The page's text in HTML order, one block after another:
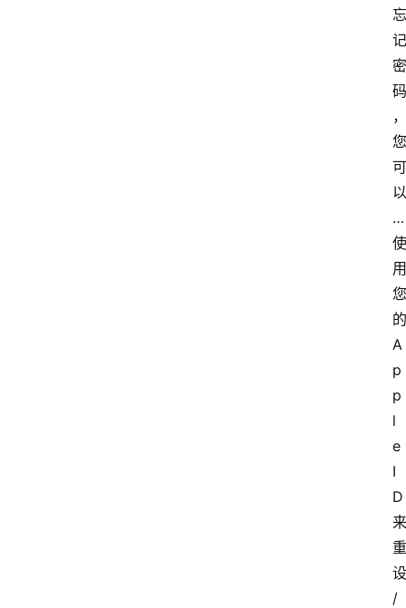
忘
记
密
码
，
您
可
以
…
使
用
您
的
A
p
p
l
e
I
D
来
重
设
/